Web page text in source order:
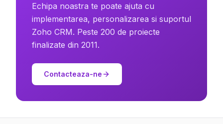
Echipa noastra te poate ajuta cu
implementarea, personalizarea si suportul
Zoho CRM. Peste 200 de proiecte
finalizate din 2011.
Contacteaza-ne